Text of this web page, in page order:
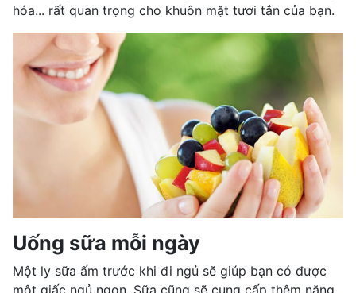
hóa... rất quan trọng cho khuôn mặt tươi tắn của bạn.
Uống sữa mỗi ngày
Một ly sữa ấm trước khi đi ngủ sẽ giúp bạn có được